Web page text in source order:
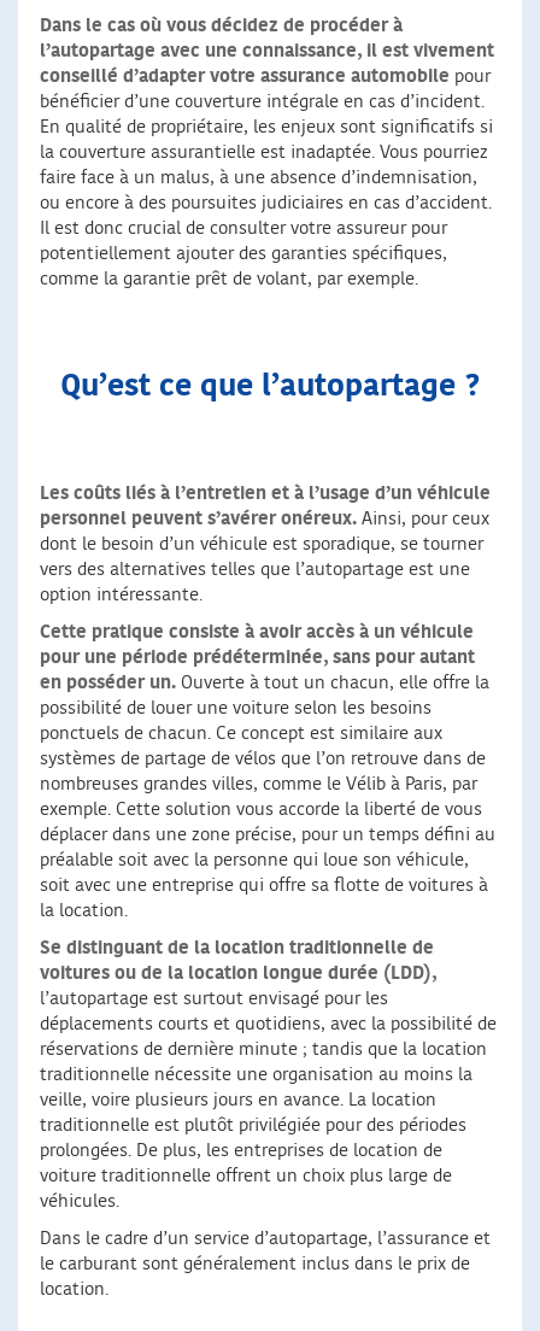
Dans le cas où vous décidez de procéder à
l’autopartage avec une connaissance, il est vivement
conseillé d’adapter votre assurance automobile pour
bénéficier d’une couverture intégrale en cas d’incident.
En qualité de propriétaire, les enjeux sont significatifs si
la couverture assurantielle est inadaptée. Vous pourriez
faire face à un malus, à une absence d’indemnisation,
ou encore à des poursuites judiciaires en cas d’accident.
Il est donc crucial de consulter votre assureur pour
potentiellement ajouter des garanties spécifiques,
comme la garantie prêt de volant, par exemple.
Qu’est ce que l’autopartage ?
Les coûts liés à l’entretien et à l’usage d’un véhicule
personnel peuvent s’avérer onéreux. Ainsi, pour ceux
dont le besoin d’un véhicule est sporadique, se tourner
vers des alternatives telles que l’autopartage est une
option intéressante.
Cette pratique consiste à avoir accès à un véhicule
pour une période prédéterminée, sans pour autant
en posséder un. Ouverte à tout un chacun, elle offre la
possibilité de louer une voiture selon les besoins
ponctuels de chacun. Ce concept est similaire aux
systèmes de partage de vélos que l’on retrouve dans de
nombreuses grandes villes, comme le Vélib à Paris, par
exemple. Cette solution vous accorde la liberté de vous
déplacer dans une zone précise, pour un temps défini au
préalable soit avec la personne qui loue son véhicule,
soit avec une entreprise qui offre sa flotte de voitures à
la location.
Se distinguant de la location traditionnelle de
voitures ou de la location longue durée (LDD),
l’autopartage est surtout envisagé pour les
déplacements courts et quotidiens, avec la possibilité de
réservations de dernière minute ; tandis que la location
traditionnelle nécessite une organisation au moins la
veille, voire plusieurs jours en avance. La location
traditionnelle est plutôt privilégiée pour des périodes
prolongées. De plus, les entreprises de location de
voiture traditionnelle offrent un choix plus large de
véhicules.
Dans le cadre d’un service d’autopartage, l’assurance et
le carburant sont généralement inclus dans le prix de
location.